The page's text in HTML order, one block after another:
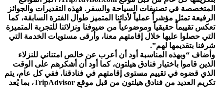
المتخصصة في تصنيفات السياحة والسفر. فهذه التقديرات والجوائز
الرفيعة تمثل مؤشراً عملياً لأدائنا المتميز طوال الفترة السابقة، كما
تعكس تقييماً حقيقياً وموضوعياً من ضيوفنا ونزلائنا للتجربة المتميزة
التي حصلوا عليها خلال إقامتهم معنا، وأرقى مستويات الخدمة التي
شرفنا بتقديمها لهم”.
وأضاف “وبهذه المناسبة أود أن أعرب عن خالص امتناني للنزلاء
الذين قاموا باختيار فنادق هيلتون، كما أود أن أشكرهم على الوقت
الذي قضوه في تقييم مستوى إقامتهم في فنادقنا. ففي كل عام، يتم
تكريم العديد من فنادق هيلتون من قبل موقع TripAdvisor، بما يُعد